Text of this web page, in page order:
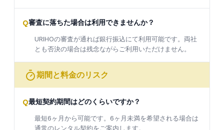
Q審査に落ちた場合は利用できませんか？
URIHOの審査が通れば銀行振込にて利用可能です。両社
とも否決の場合は残念ながらご利用いただけません。
期間と料金のリスク
Q最短契約期間はどのくらいですか？
最短6ヶ月から可能です。6ヶ月未満を希望される場合は
通常のレンタル契約をご案内します。